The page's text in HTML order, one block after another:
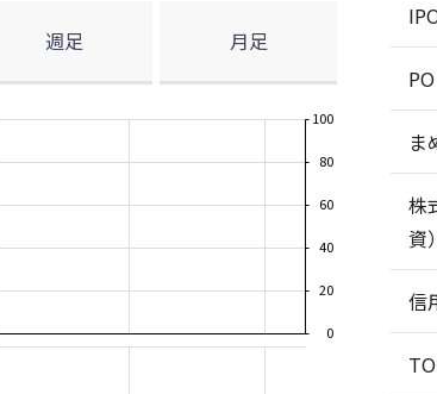
週足 月足
0
20
40
60
80
100
ま
株
資）
信